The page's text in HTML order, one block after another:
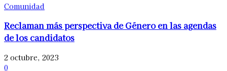
Comunidad
Reclaman más perspectiva de Género en las agendas
de los candidatos
2 octubre, 2023
0